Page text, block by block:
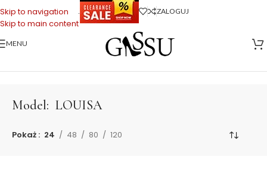
Skip to navigation
Skip to main content
. ZALOGUJ
MENU
Model: LOUISA
Pokaż 24 48 80 120